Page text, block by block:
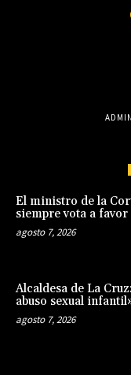
El ministro de la
siempre vota a
agosto 7, 2026
Alcaldesa de La
abuso sexual
agosto 7, 2026